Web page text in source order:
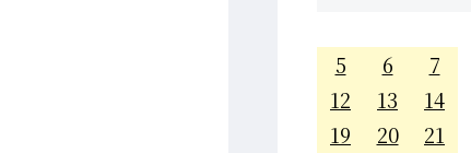
5
6 7
12
13 14
19
20 21